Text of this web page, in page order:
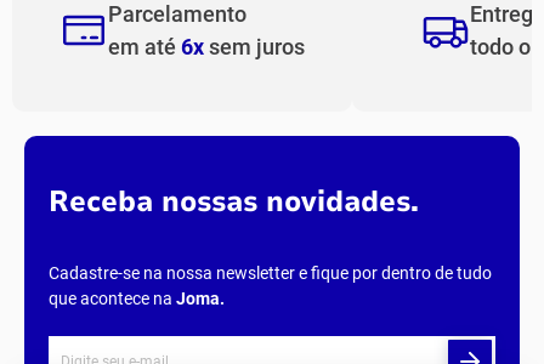
Parcelamento
em até 6xsem juros
todo o
Receba nossas novidades.
Cadastre-se na nossa newsletter e fique por dentro de tudo
que acontece na Joma.